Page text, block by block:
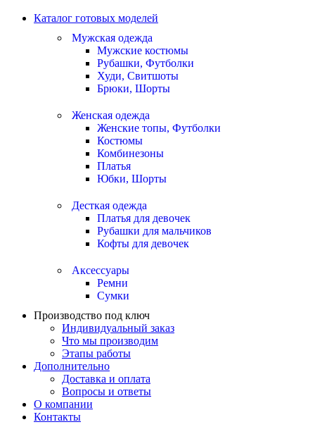
Каталог готовых моделей
Мужская одежда
Мужские костюмы
Рубашки, Футболки
Худи, Свитшоты
Брюки, Шорты
Женская одежда
Женские топы, Футболки
Костюмы
Комбинезоны
Платья
Юбки, Шорты
Десткая одежда
Платья для девочек
Рубашки для мальчиков
Кофты для девочек
Аксессуары
Ремни
Сумки
Производство под ключ
Индивидуальный заказ
Что мы производим
Этапы работы
Дополнительно
Доставка и оплата
Вопросы и ответы
О компании
Контакты